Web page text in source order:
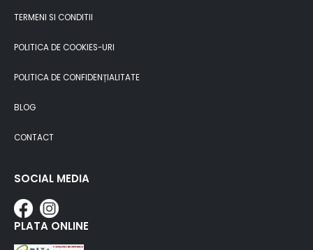
TERMENI SI CONDITII
POLITICA DE COOKIES-URI
POLITICA DE CONFIDENȚIALITATE
BLOG
CONTACT
SOCIAL MEDIA
PLATA ONLINE